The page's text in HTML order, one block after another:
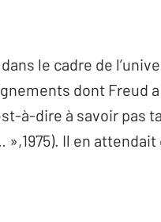
le cadre de
dont Freud
à-dire à savoir pas
Il en